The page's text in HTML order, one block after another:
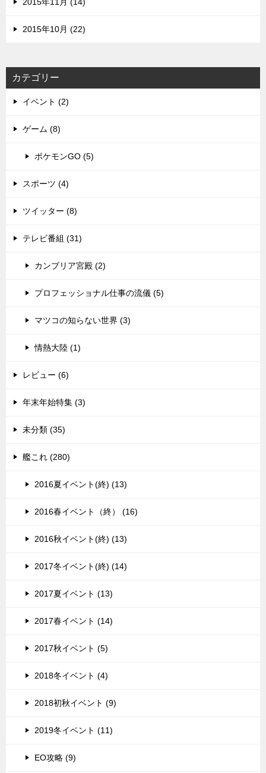
2015年10月 (22)
カテゴリー
イベント (2)
ゲーム (8)
ポケモンGO (5)
スポーツ (4)
ツイッター (8)
テレビ番組 (31)
カンブリア宮殿 (2)
プロフェッショナル仕事の流儀 (5)
マツコの知らない世界 (3)
情熱大陸 (1)
レビュー (6)
年末年始特集 (3)
未分類 (35)
艦これ (280)
2016夏イベント(終) (13)
2016春イベント（終） (16)
2016秋イベント(終) (13)
2017冬イベント(終) (14)
2017夏イベント (13)
2017春イベント (14)
2017秋イベント (5)
2018冬イベント (4)
2018初秋イベント (9)
2019冬イベント (11)
EO攻略 (9)